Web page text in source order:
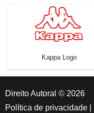
Kappa Logo
Direito Autoral © 2026
Política de privacidade